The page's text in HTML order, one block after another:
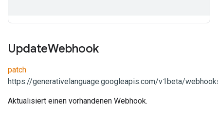
UpdateWebhook
patch
https://generativelanguage.googleapis.com/v1beta/
Aktualisiert einen vorhandenen Webhook.